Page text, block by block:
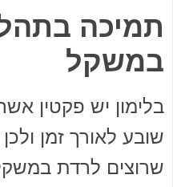
תמיכה
במשקל
בלימון יש פקטין
שובע לאורך זמן
שרוצים לרדת